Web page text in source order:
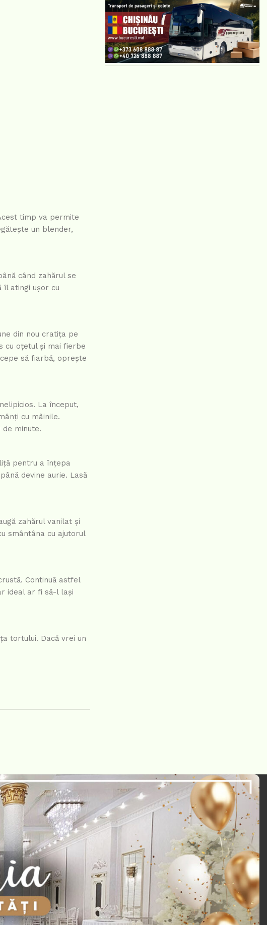
timp va permite
un blender,
când zahărul se
îl atingi ușor cu
din nou cratița pe
cu oțetul și mai fierbe
să fiarbă, oprește
La început,
cu mâinile.
minute.
pentru a înțepa
devine aurie. Lasă
zahărul vanilat și
smântâna cu ajutorul
Continuă astfel
ideal ar fi să-l lași
tortului. Dacă vrei un